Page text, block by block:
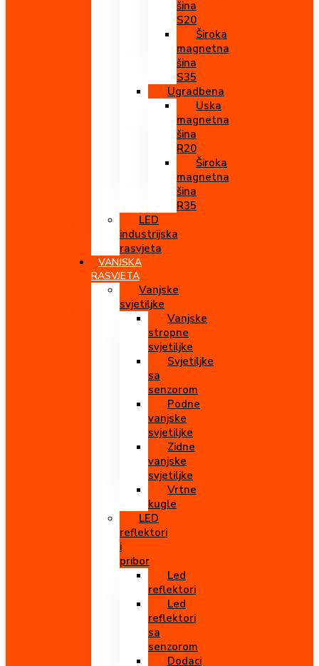
šina
S20
Široka
magnetna
šina
S35
Ugradbena
Uska
magnetna
šina
R20
Široka
magnetna
šina
R35
LED
industrijska
rasvjeta
VANJSKA
RASVJETA
Vanjske
svjetiljke
Vanjske
stropne
svjetiljke
Svjetiljke
sa
senzorom
Podne
vanjske
svjetiljke
Zidne
vanjske
svjetiljke
Vrtne
kugle
LED
reflektori
i
pribor
Led
reflektori
Led
reflektori
sa
senzorom
Dodaci